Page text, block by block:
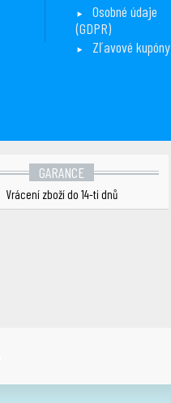
Osobné údaje
(GDPR)
Zľavové kupóny
GARANCE
Vrácení zboží do 14-ti dnů